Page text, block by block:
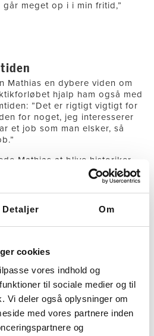
Detaljer Om
cookies
vores indhold og
til sociale medier og til
Vi deler også oplysninger om
med vores partnere inden
og
meget op i i min fritid,”
Mathias en dybere viden om
hjalp ham også med
”Det er rigtigt vigtigt for
for noget, jeg interesserer
et job som man elsker, så
Mathias at blive historiker
hans tid på Nationalmuseet
”Jeg har ikke lyst til at
være social, men jeg kunne
arbejde inden for historie, fx
godt for dig at blive kastet
kunne jo godt. Det er en
opstår, når man kommer
i skolen og tør udfordre sig
trygge rammer